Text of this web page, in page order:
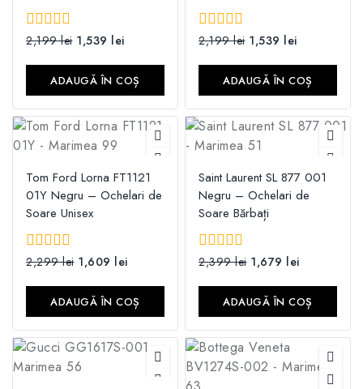
0
5
2,199lei 1,539 lei
ADAUGĂ ÎN COȘ
0
5
2,199lei 1,539 lei
ADAUGĂ ÎN COȘ
Tom Ford Lorna FT1121
01Y Negru – Ochelari de
Soare Unisex
0
5
2,299lei 1,609 lei
ADAUGĂ ÎN COȘ
Saint Laurent SL 877 001
Negru – Ochelari de
Soare Bărbați
0
5
2,399lei 1,679 lei
ADAUGĂ ÎN COȘ